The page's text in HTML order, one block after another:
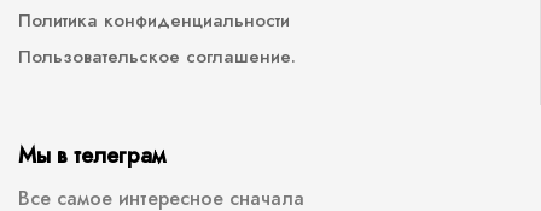
Политика конфиденциальности
Пользовательское соглашение.
Мы в телеграм
Все самое интересное сначала